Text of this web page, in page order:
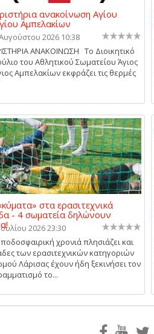
ανακοίνωση Αγίου
Αμπελακίων
2026 10:38
ΑΝΑΚΟΙΝΩΣΗ Το Διοικητικό
του Αθλητικού Σωματείου Άγιος
Αμπελακίων εκφράζει τις θερμές
στα ερασιτεχνικά
- 4 σωματεία δηλώνουν
2026 23:30
χρονιά πλησιάζει και
των ερασιτεχνικών κατηγοριών
Λάρισας έχουν ήδη ξεκινήσει τον
το...